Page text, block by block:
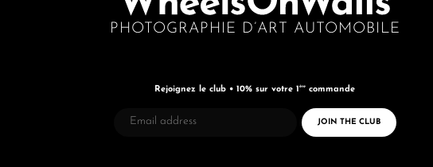
PHOTOGRAPHIE D’ART AUTOMOBILE
Rejoignez le club • 10% sur votre 1 ère commande